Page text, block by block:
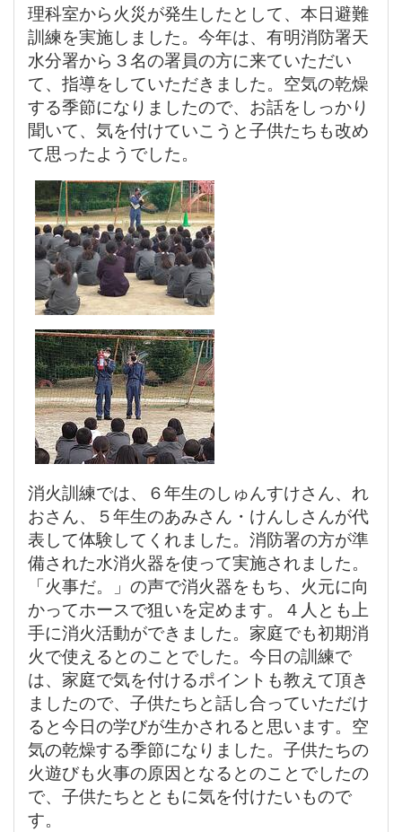
理科室から火災が発生したとして、本日避難
訓練を実施しました。今年は、有明消防署天
水分署から３名の署員の方に来ていただい
て、指導をしていただきました。空気の乾燥
する季節になりましたので、お話をしっかり
聞いて、気を付けていこうと子供たちも改め
て思ったようでした。
消火訓練では、６年生のしゅんすけさん、れ
おさん、５年生のあみさん・けんしさんが代
表して体験してくれました。消防署の方が準
備された水消火器を使って実施されました。
「火事だ。」の声で消火器をもち、火元に向
かってホースで狙いを定めます。４人とも上
手に消火活動ができました。家庭でも初期消
火で使えるとのことでした。今日の訓練で
は、家庭で気を付けるポイントも教えて頂き
ましたので、子供たちと話し合っていただけ
ると今日の学びが生かされると思います。空
気の乾燥する季節になりました。子供たちの
火遊びも火事の原因となるとのことでしたの
で、子供たちとともに気を付けたいもので
す。